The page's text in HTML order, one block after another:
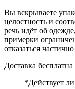
Вы вскрываете
целостность и
речь идёт об
примерки
отказаться
Доставка
*Действует